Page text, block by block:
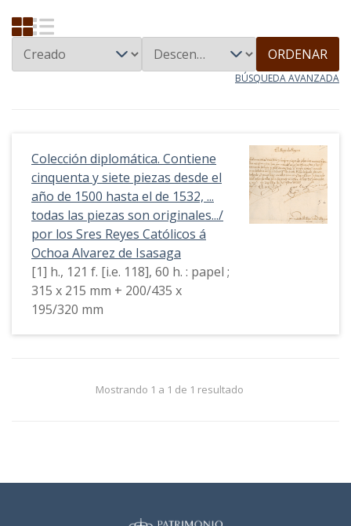
ORDENAR
BÚSQUEDA AVANZADA
Colección diplomática. Contiene
cinquenta y siete piezas desde el
año de 1500 hasta el de 1532, ...
todas las piezas son originales.../
por los Sres Reyes Católicos á
Ochoa Alvarez de Isasaga
[1] h., 121 f. [i.e. 118], 60 h. : papel ;
315 x 215 mm + 200/435 x
195/320 mm
Mostrando 1 a 1 de 1 resultado